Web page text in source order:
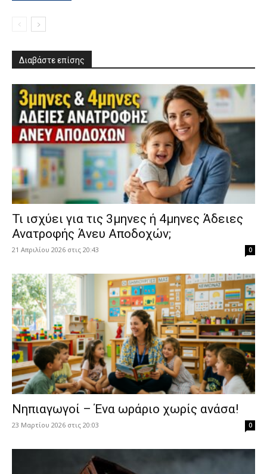
Διαβάστε επίσης
​Τι ισχύει για τις 3μηνες ή 4μηνες Άδειες
Ανατροφής Άνευ Αποδοχών;
21 Απριλίου 2026 στις 20:43 0
Νηπιαγωγοί – Ένα ωράριο χωρίς ανάσα!
23 Μαρτίου 2026 στις 20:03 0